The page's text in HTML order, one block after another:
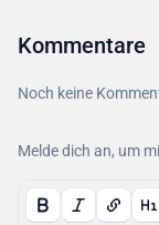
Kommentare
Noch keine
Melde dich an, um